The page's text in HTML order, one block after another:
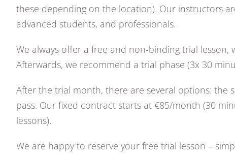
these depending on the location). Our instructors
advanced students, and professionals.
We always offer a free and non-binding trial
Afterwards, we recommend a trial phase (3x 30
After the trial month, there are several options: the
pass. Our fixed contract starts at €85/month (30
lessons).
We are happy to reserve your free trial lesson –